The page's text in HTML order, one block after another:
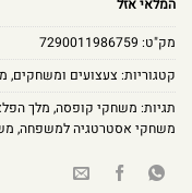
המלאי אזל
מק"ט: 7290011986759
קטגוריות: צעצועים ומשחקים,
תגיות: משחקי קופסה, מלך
משחקי אסטרטגיה למשפחה,